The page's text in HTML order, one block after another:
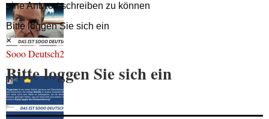
Sooo Deutsch2
eine Antwort schreiben zu können
Bitte loggen Sie sich ein
×
Bitte loggen Sie sich ein